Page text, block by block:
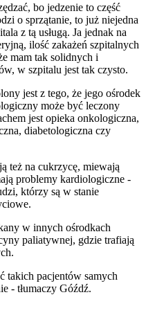
bo jedzenie to część
o sprzątanie, to już niejedna
z tą usługą. Ja jednak na
ilość zakażeń szpitalnych
mam tak solidnych i
w szpitalu jest tak czysto.
jest z tego, że jego ośrodek
może być leczony
jest opieka onkologiczna,
diabetologiczna czy
też na cukrzycę, miewają
problemy kardiologiczne -
którzy są w stanie
w innych ośrodkach
paliatywnej, gdzie trafiają
takich pacjentów samych
- tłumaczy Góźdź.